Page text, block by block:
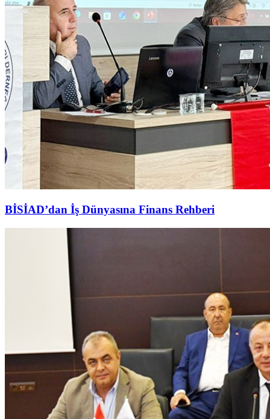
BİSİAD’dan İş Dünyasına Finans Rehberi